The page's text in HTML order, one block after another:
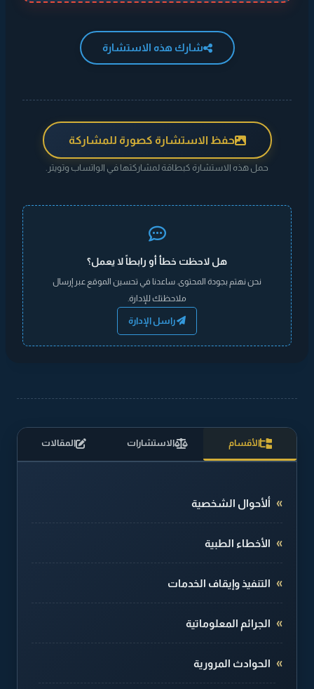
شارك هذه الاستشارة
حفظ الاستشارة كصورة للمشاركة
حمل هذه الاستشارة كبطاقة لمشاركتها في الواتساب وتويتر.
هل لاحظت خطأ أو رابطاً لا يعمل؟
نحن نهتم بجودة المحتوى. ساعدنا في تحسين الموقع عبر إرسال
ملاحظتك للإدارة.
راسل الإدارة
الأقسام الاستشارات المقالات
ألأحوال الشخصية
الأخطاء الطبية
التنفيذ وإيقاف الخدمات
الجرائم المعلوماتية
الحوادث المرورية